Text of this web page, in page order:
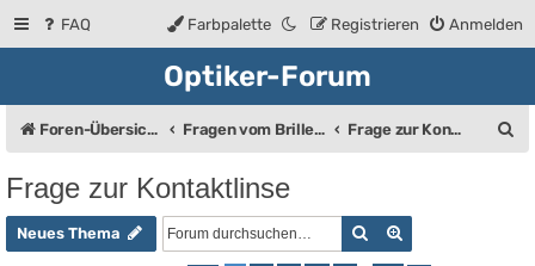
FAQ Anmelden
Registrieren
Farbpalette
Optiker-Forum
Foren-Übersicht Fragen vom Brillenträger an den Augenoptiker Frage zur Kontaktlinse
Frage zur Kontaktlinse
Neues Thema Suche